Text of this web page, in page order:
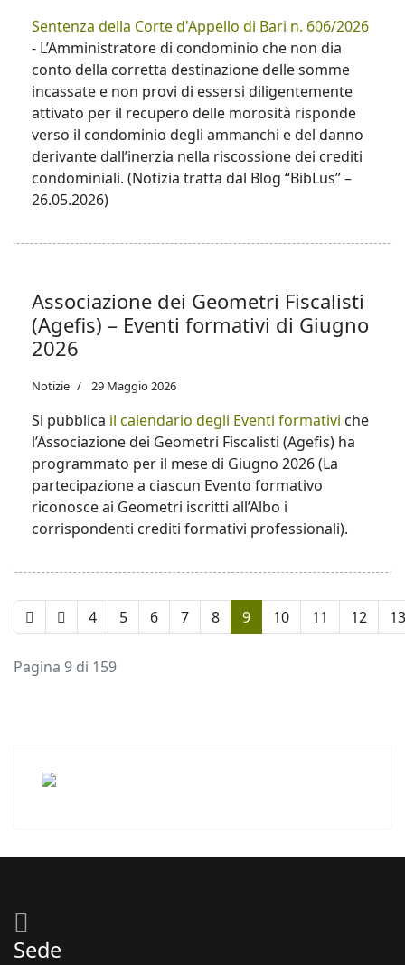
Sentenza della Corte d'Appello di Bari n. 606/2026
- L’Amministratore di condominio che non dia
conto della corretta destinazione delle somme
incassate e non provi di essersi diligentemente
attivato per il recupero delle morosità risponde
verso il condominio degli ammanchi e del danno
derivante dall’inerzia nella riscossione dei crediti
condominiali. (Notizia tratta dal Blog “BibLus” –
26.05.2026)
Associazione dei Geometri Fiscalisti
(Agefis) – Eventi formativi di Giugno
2026
Notizie 29 Maggio 2026
Si pubblica il calendario degli Eventi formativi che
l’Associazione dei Geometri Fiscalisti (Agefis) ha
programmato per il mese di Giugno 2026 (La
partecipazione a ciascun Evento formativo
riconosce ai Geometri iscritti all’Albo i
corrispondenti crediti formativi professionali).
4 5 6 7 8 9 10 11 12 13
Pagina 9 di 159
Sede